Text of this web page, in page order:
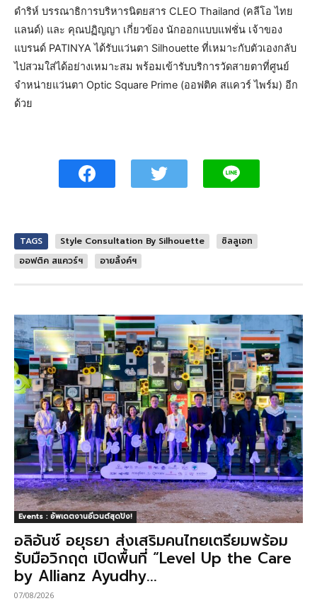
ดำริห์ บรรณาธิการบริหารนิตยสาร CLEO Thailand (คลีโอ ไทย
แลนด์) และ คุณปฏิญญา เกี่ยวข้อง นักออกแบบแฟชั่น เจ้าของ
แบรนด์ PATINYA ได้รับแว่นตา Silhouette ที่เหมาะกับตัวเองกลับ
ไปสวมใส่ได้อย่างเหมาะสม พร้อมเข้ารับบริการวัดสายตาที่ศูนย์
จำหน่ายแว่นตา Optic Square Prime (ออฟติค สแควร์ ไพร์ม) อีก
ด้วย
TAGS Style Consultation By Silhouette
ซิลลูเอท
ออฟติค สแควร์ฯ
อายลิ้งค์ฯ
Events : อัพเดตงานอีเวนต์สุดปัง!
อลิอันซ์ อยุธยา ส่งเสริมคนไทยเตรียมพร้อม
รับมือวิกฤต เปิดพื้นที่ “Level Up the Care
by Allianz Ayudhy...
07/08/2026